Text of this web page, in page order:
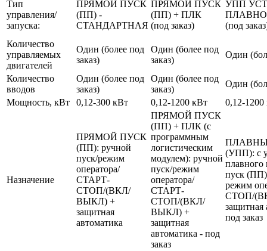
Тип
управления/
запуска:
ПРЯМОЙ ПУСК
(ПП) -
СТАНДАРТНАЯ
ПРЯМОЙ ПУСК
(ПП) + ПЛК
(под заказ)
УПП
(под
Количество
управляемых
двигателей
Один (более под
заказ)
Один (более под
заказ)
Один
Количество
вводов
Один (более под
заказ)
Один (более под
заказ)
Один
Мощность, кВт
0,12-300 кВт 0,12-1200 кВт 0,12-1200
Назначение
ПРЯМОЙ ПУСК
(ПП): ручной
пуск/режим
оператора/
СТАРТ-
СТОП/(ВКЛ/
ВЫКЛ) +
защитная
автоматика
ПРЯМОЙ ПУСК
(ПП) + ПЛК (с
программным
логистическим
модулем): ручной
пуск/режим
оператора/
СТАРТ-
СТОП/(ВКЛ/
ВЫКЛ) +
защитная
автоматика - под
заказ
(УПП): с
плавного
пуск
режим
СТОП/
защитная
под заказ